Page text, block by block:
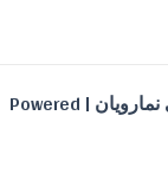
Copyright © 2026 اجرای انواع نماهای سیمانی نمارویان | Powered